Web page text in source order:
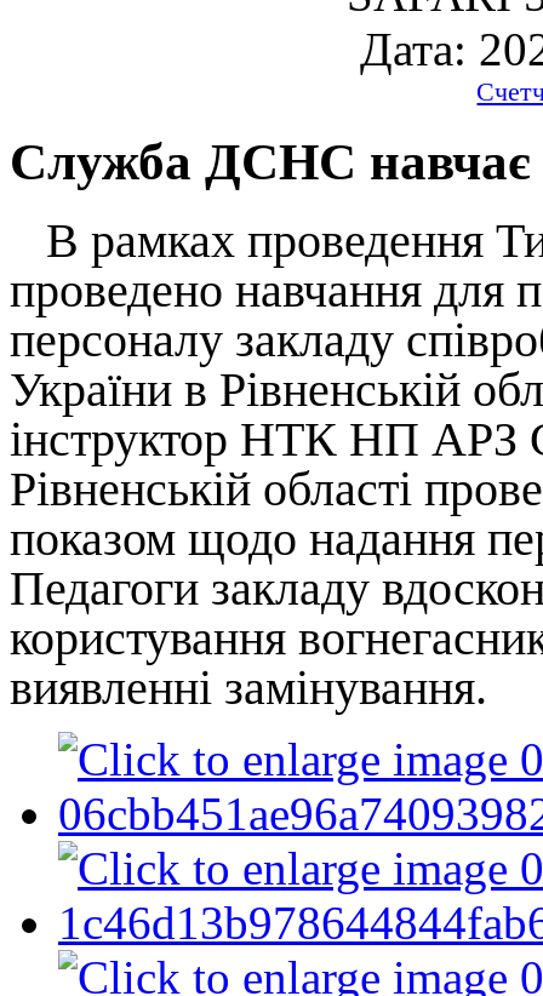
Дата:
Служба ДСНС навчає
В рамках проведення
проведено навчання для
персоналу закладу
України в Рівненській
інструктор НТК НП
Рівненській області
показом щодо надання
Педагоги закладу
користування
виявленні замінування.